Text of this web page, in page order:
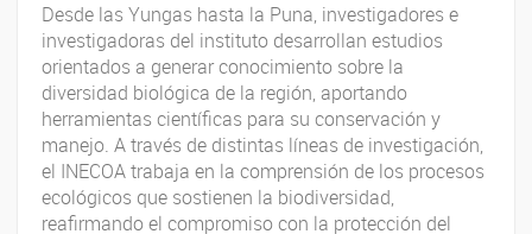
Desde las Yungas hasta la Puna, investigadores e
investigadoras del instituto desarrollan estudios
orientados a generar conocimiento sobre la
diversidad biológica de la región, aportando
herramientas científicas para su conservación y
manejo. A través de distintas líneas de investigación,
el INECOA trabaja en la comprensión de los procesos
ecológicos que sostienen la biodiversidad,
reafirmando el compromiso con la protección del